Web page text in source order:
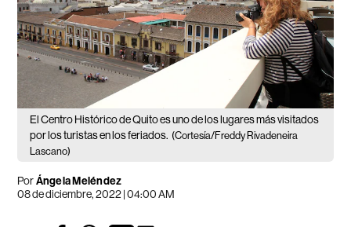
El Centro Histórico de Quito es uno de los lugares más visitados
por los turistas en los feriados. (Cortesía/Freddy Rivadeneira
Lascano)
PorÁngela Meléndez
08 de diciembre, 2022 | 04:00 AM